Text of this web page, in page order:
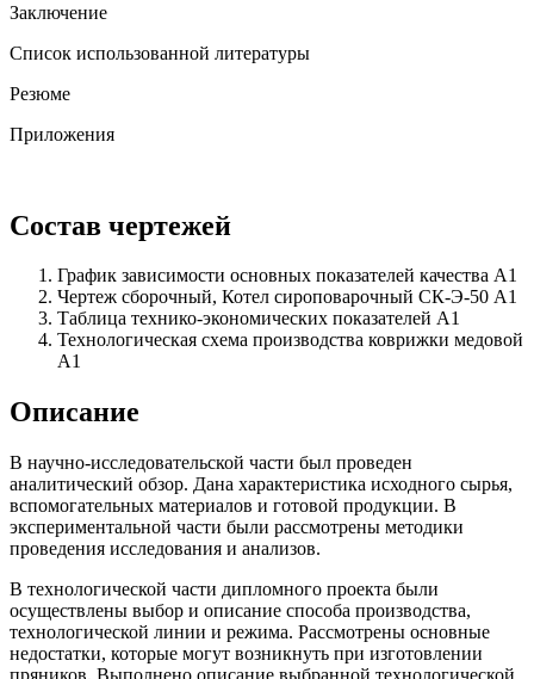
Заключение
Список использованной литературы
Резюме
Приложения
Состав чертежей
График зависимости основных показателей качества А1
Чертеж сборочный, Котел сироповарочный СК-Э-50 А1
Таблица технико-экономических показателей А1
Технологическая схема производства коврижки медовой
А1
Описание
В научно-исследовательской части был проведен
аналитический обзор. Дана характеристика исходного сырья,
вспомогательных материалов и готовой продукции. В
экспериментальной части были рассмотрены методики
проведения исследования и анализов.
В технологической части дипломного проекта были
осуществлены выбор и описание способа производства,
технологической линии и режима. Рассмотрены основные
недостатки, которые могут возникнуть при изготовлении